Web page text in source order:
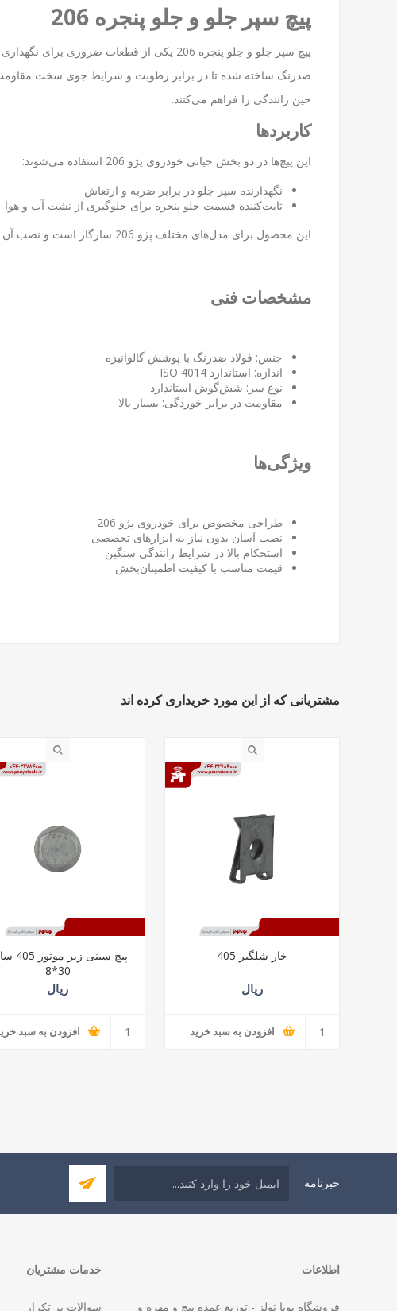
پیچ سپر جلو و جلو پنجره 206
ضدزنگ ساخته شده تا در برابر رطوبت و شرایط جوی سخت مقاومت
حین رانندگی را فراهم می‌کنند.
کاربردها
این پیچ‌ها در دو بخش حیاتی خودروی پژو 206 استفاده می‌شوند:
نگهدارنده سپر جلو در برابر ضربه و ارتعاش
ثابت‌کننده قسمت جلو پنجره برای جلوگیری از نشت آب و هوا
این محصول برای مدل‌های مختلف پژو 206 سازگار است و نصب آن به راحتی امکان‌پذیر است.
مشخصات فنی
جنس: فولاد ضدزنگ با پوشش گالوانیزه
اندازه: استاندارد ISO 4014
نوع سر: شش‌گوش استاندارد
مقاومت در برابر خوردگی: بسیار بالا
ویژگی‌ها
طراحی مخصوص برای خودروی پژو 206
نصب آسان بدون نیاز به ابزارهای تخصصی
استحکام بالا در شرایط رانندگی سنگین
قیمت مناسب با کیفیت اطمینان‌بخش
مشتریانی که از این مورد خریداری کرده اند
خار شلگیر 405
ریال
افزودن به سبد خرید
پیچ سینی
30*8
ریال
افزودن به سبد
خبرنامه
اطلاعات
فروشگاه پویا تولز - توزیع عمده پیچ و مهره و
خدمات مشتریان
سوالات پر تکرار